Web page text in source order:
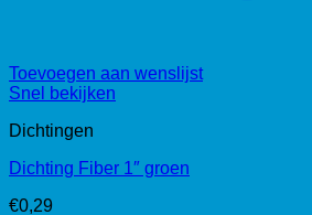
Toevoegen aan wenslijst
Snel bekijken
Dichtingen
Dichting Fiber 1″ groen
€0,29